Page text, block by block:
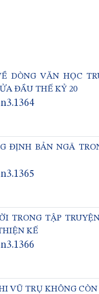
DÒNG VĂN HỌC
ĐẦU THẾ KỶ 20
BẢN NGÃ
TRONG TẬP
KẾ
VŨ TRỤ KHÔNG